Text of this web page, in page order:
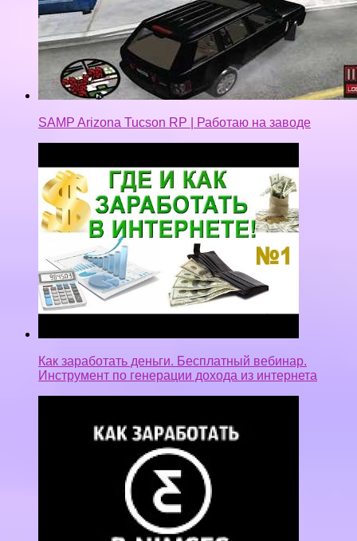
SAMP Arizona Tucson RP | Работаю на заводе
Как заработать деньги. Бесплатный вебинар.
Инструмент по генерации дохода из интернета